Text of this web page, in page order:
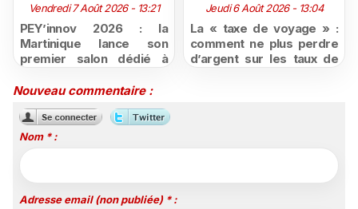
Vendredi 7 Août 2026 - 13:21
PEY’innov 2026 : la
Martinique lance son
premier salon dédié à
agroalimentaire
Jeudi 6 Août 2026 - 13:04
La « taxe de voyage » :
comment ne plus perdre
d’argent sur les taux de
Nouveau commentaire :
Nom * :
Adresse email (non publiée) * :